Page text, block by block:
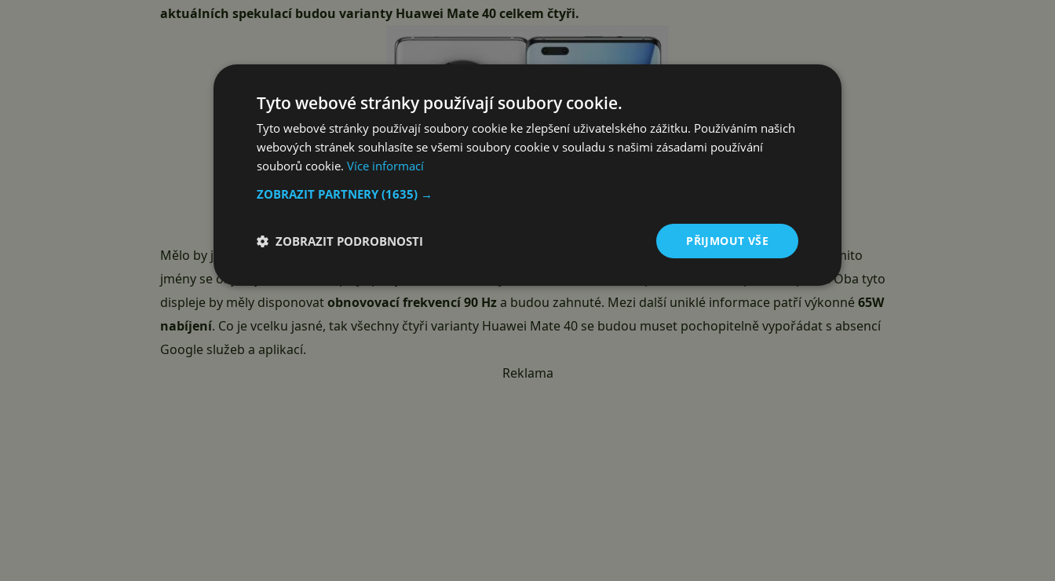
aktuálních spekulací budou varianty Huawei Mate 40 celkem čtyři.
Mělo by jít konkrétně o modely Mate 40, Mate 40 Pro, Mate 40 Pro+ a Mate 40 RS Porsche Design. Současně s těmito
jmény se objevily i velikosti displejů pro jednotlivé varianty. Standardní má mít 6,5 palce, ostatní tři pak 6,78 palce. Oba tyto
displeje by měly disponovatobnovovací frekvencí 90 Hza budou zahnuté. Mezi další uniklé informace patří výkonné65W
nabíjení. Co je vcelku jasné, tak všechny čtyři varianty Huawei Mate 40 se budou muset pochopitelně vypořádat s absencí
Google služeb a aplikací.
Reklama
Tyto webové stránky používají soubory cookie.
Tyto webové stránky používají soubory cookie ke zlepšení uživatelského zážitku. Používáním našich
webových stránek souhlasíte se všemi soubory cookie v souladu s našimi zásadami používání
souborů cookie. Více informací
ZOBRAZIT PARTNERY(1635) →
PŘIJMOUT VŠE
ZOBRAZIT PODROBNOSTI